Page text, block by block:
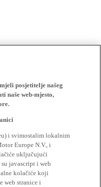
posjetitelje našeg
naše web-mjesto,
i svimostalim lokalnim
Europe N.V., i
uključujući
javascript i web
kolačiće koji
web stranice i